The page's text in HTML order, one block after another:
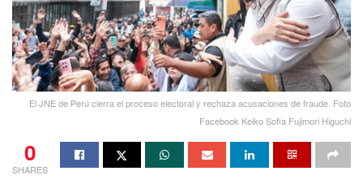
El JNE de Perú cierra el proceso electoral y rechaza acusaciones de fraude. Foto
Facebook Keiko Sofia Fujimori Higuchi
0
SHARES